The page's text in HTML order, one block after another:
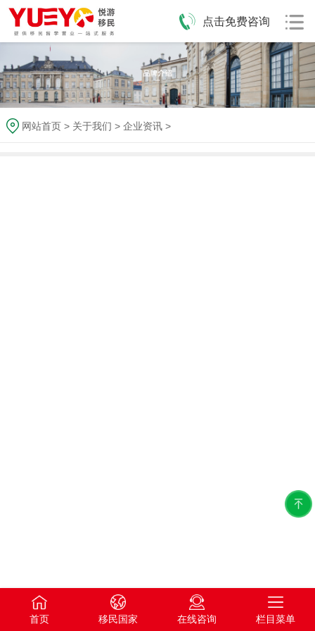
点击免费咨询
网站首页> 关于我们 > 企业资讯>
首页 移民国家 在线咨询 栏目菜单